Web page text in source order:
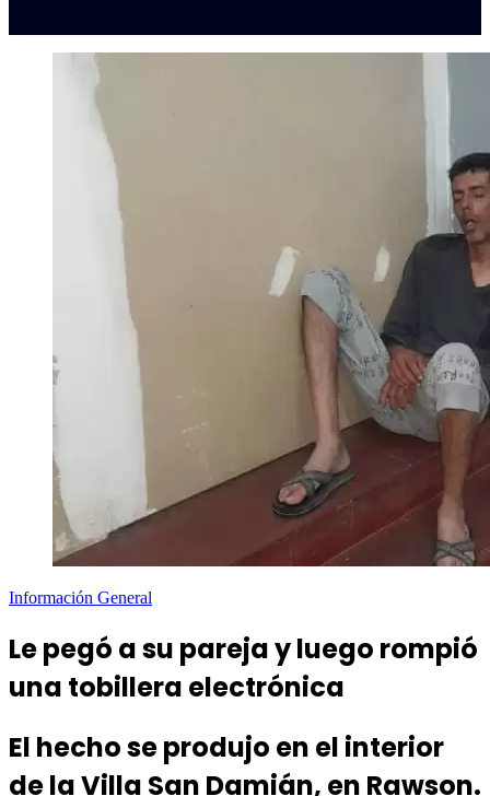
Información General
Le pegó a su pareja y luego rompió
una tobillera electrónica
El hecho se produjo en el interior
de la Villa San Damián, en Rawson.